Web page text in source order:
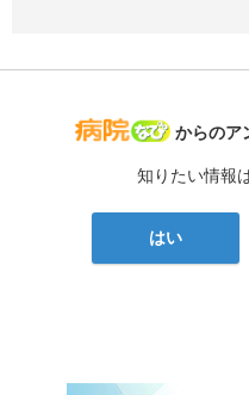
病院なび
からのア
知りたい情報
はい